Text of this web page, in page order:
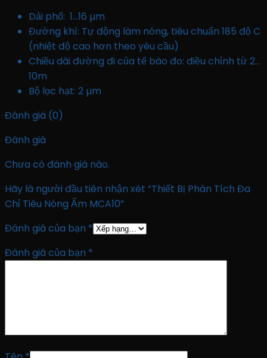
Dải phổ: 1…16 µm
Đường khí: Tự động làm nóng, tiêu chuẩn 185 độ C
(nhiệt độ cao hơn theo yêu cầu)
Chiều dài đường đi của tế bào đo: điều chỉnh từ 2…
10m
Bộ lọc hạt: 2 µm
Đánh giá (0)
Đánh giá
Chưa có đánh giá nào.
Hãy là người đầu tiên nhận xét “Thiết Bị Phân Tích Đa
Chỉ Tiêu Nóng Ẩm MCA10”
Đánh giá của bạn *
Đánh giá của bạn *